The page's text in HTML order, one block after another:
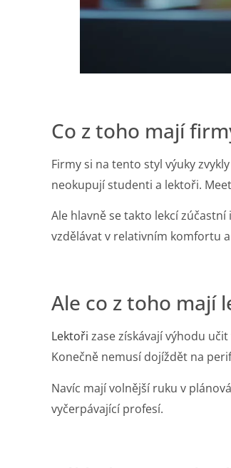
Co z toho mají
Firmy si na tento styl výuky
neokupují studenti a lektoři.
Ale hlavně se takto lekcí
vzdělávat v relativním komfortu
Ale co z toho mají
Lektoři zase získávají výhodu
Konečně nemusí dojíždět na
Navíc mají volnější ruku v
vyčerpávající profesí.